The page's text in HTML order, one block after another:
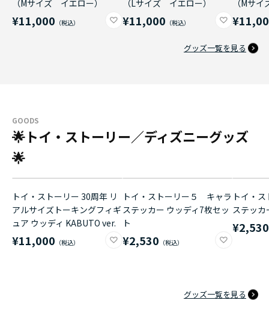
（Mサイズ イエロー）
¥11,000
（Lサイズ イエロー）
¥11,000
（Mサ
グッズ一覧を見る
GOODS
🌟トイ・ストーリー／ディズニーグッズ
🌟
トイ・ストーリー 30周年 リ
アルサイズトーキングフィギ
ュア ウッディ KABUTO ver.
¥11,000
トイ・ストーリー５ キャラ
ステッカー ウッディ7枚セッ
ト
¥2,530
トイ・
ステッカ
¥2,530
グッズ一覧を見る